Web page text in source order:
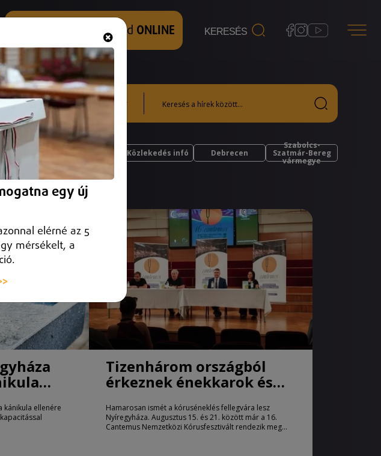
Hallgasd és nézd ONLINE
Külföld Közlekedés infó Debrecen
Szabolcs-
Szatmár-Bereg
vármegye
kánikula ellenére
Tizenhárom országból
érkeznek énekkarok és
Nyíregyházára
Hamarosan ismét a kóruséneklés fellegvára lesz
Nyíregyháza. Augusztus 15. és 21. között már a 16.
Cantemus Nemzetközi Kórusfesztivált rendezik meg...
egy új
elérné az 5
mérsékelt, a